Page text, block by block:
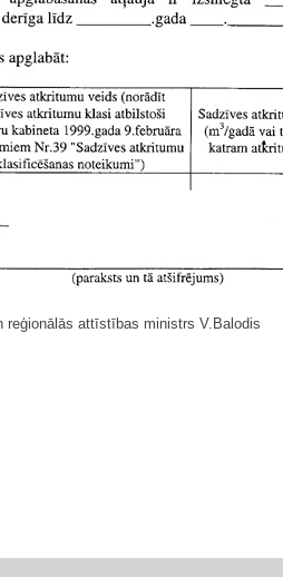
reģionālās attīstības ministrs V.Balodis